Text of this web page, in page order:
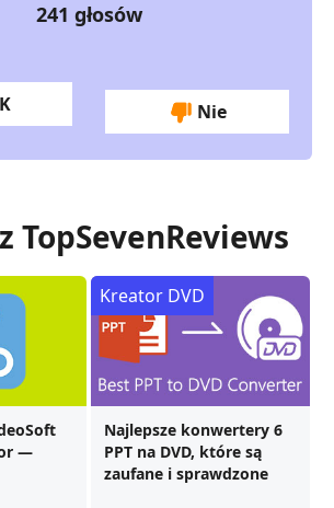
241 głosów
Nie
TopSevenReviews
—
Najlepsze konwertery 6
PPT na DVD, które są
zaufane i sprawdzone
Kreator DVD